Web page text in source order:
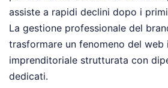
assiste a rapidi declini dopo i
La gestione professionale del
trasformare un fenomeno del web
imprenditoriale strutturata con
dedicati.